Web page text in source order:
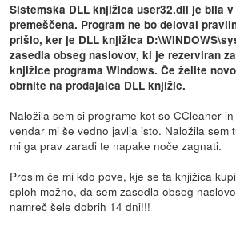
Sistemska DLL knjižica user32.dll je bila
premeščena. Program ne bo deloval
prišlo, ker je DLL knjižica
zasedla obseg naslovov, ki je rezerviran
knjižice programa Windows. Če želite
obrnite na prodajalca DLL knjižic.
Naložila sem si programe kot so CCleaner
vendar mi še vedno javlja isto. Naložila sem
mi ga prav zaradi te napake noče zagnati.
Prosim če mi kdo pove, kje se ta knjižica
sploh možno, da sem zasedla obseg
namreč šele dobrih 14 dni!!!